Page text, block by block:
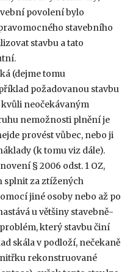
povolení bylo
stavebního
stavbu a tato
(dejme tomu
požadovanou stavbu
neočekávaným
nemožnosti plnění je
provést vůbec, nebo ji
(k tomu viz dále).
§ 2006 odst. 1 OZ,
splnit za ztížených
jiné osoby nebo až po
u většiny stavebně-
který stavbu činí
skála v podloží, nečekaně
rekonstruované